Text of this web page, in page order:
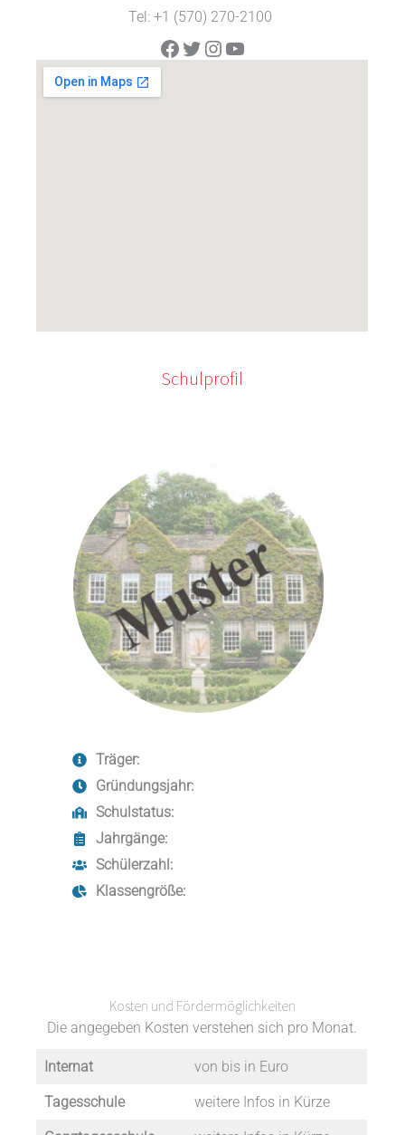
Tel: +1 (570) 270-2100
Facebook
Twitter
Instagram
YouTube
Schulprofil
Träger:
Gründungsjahr:
Schulstatus:
Jahrgänge:
Schülerzahl:
Klassengröße:
Kosten und Fördermöglichkeiten
Die angegeben Kosten verstehen sich pro Monat.
Internat von bis in Euro
Tagesschule weitere Infos in Kürze